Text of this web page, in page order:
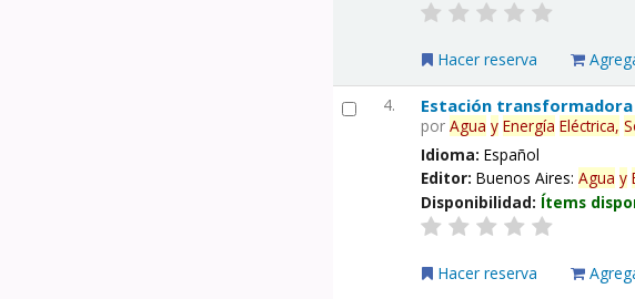
Hacer reserva
4. Estación
porAgua y Energía Eléctrica,
Idioma:Español
Editor:Buenos Aires:Agua y
Disponibilidad: Ítems
Hacer reserva